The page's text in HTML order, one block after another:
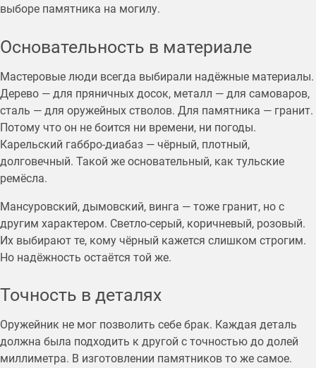
выборе памятника на могилу.
Основательность в материале
Мастеровые люди всегда выбирали надёжные материалы.
Дерево — для пряничных досок, металл — для самоваров,
сталь — для оружейных стволов. Для памятника — гранит.
Потому что он не боится ни времени, ни погоды.
Карельский габбро-диабаз — чёрный, плотный,
долговечный. Такой же основательный, как тульские
ремёсла.
Мансуровский, дымовский, винга — тоже гранит, но с
другим характером. Светло-серый, коричневый, розовый.
Их выбирают те, кому чёрный кажется слишком строгим.
Но надёжность остаётся той же.
Точность в деталях
Оружейник не мог позволить себе брак. Каждая деталь
должна была подходить к другой с точностью до долей
миллиметра. В изготовлении памятников то же самое.